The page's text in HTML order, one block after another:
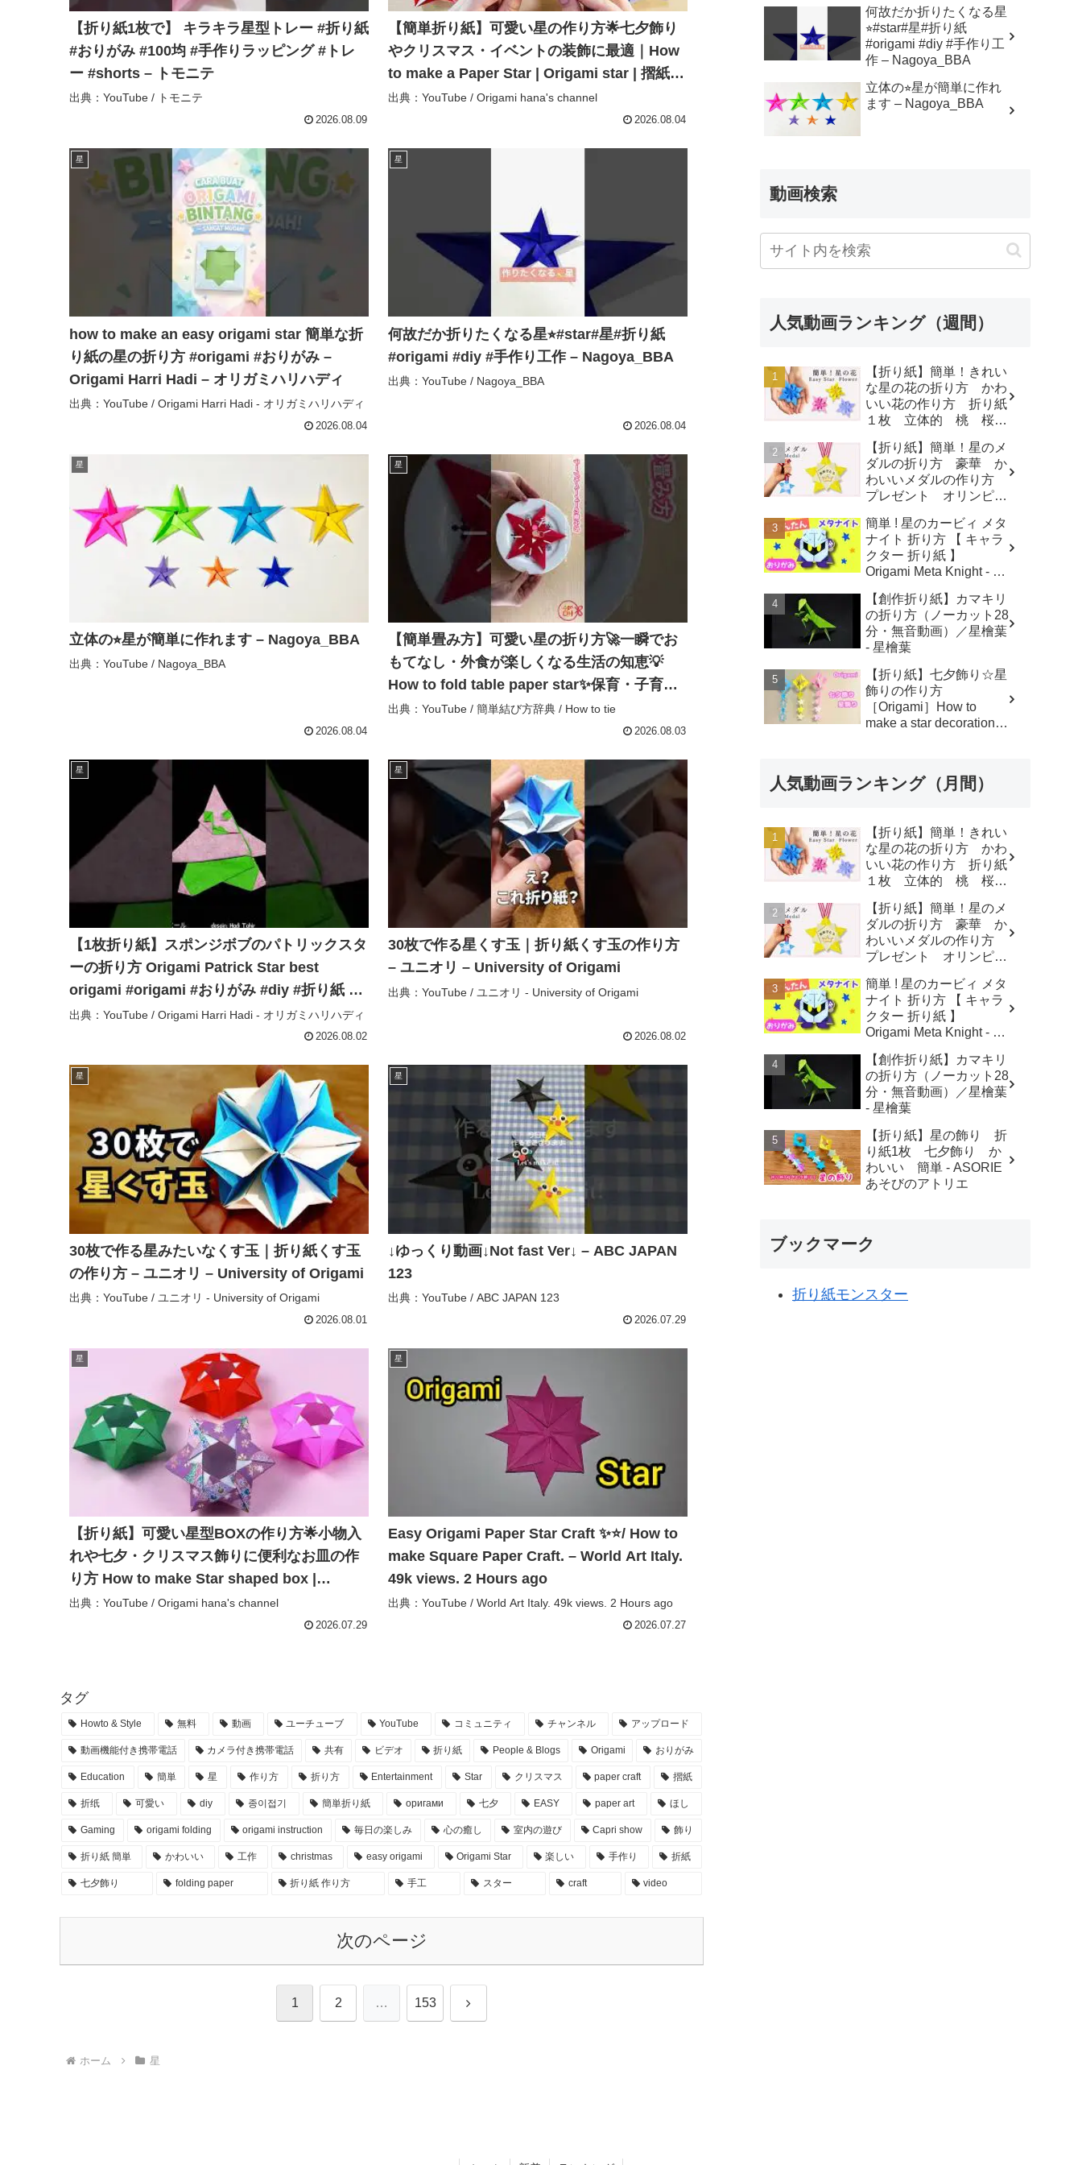
【折り紙1枚で】 キラキラ星型トレー #折り紙
#おりがみ #100均 #手作りラッピング #トレ
ー #shorts – トモニテ
出典：YouTube / トモニテ
2026.08.09
【簡単折り紙】可愛い星の作り方🌟七夕飾り
やクリスマス・イベントの装飾に最適｜How
to make a Paper Star | Origami star | 摺紙
星 종이접기 五芒星 – Origami hana’s
出典：YouTube / Origami hana's channel
2026.08.04
星
how to make an easy origami star 簡単な折
り紙の星の折り方 #origami #おりがみ –
Origami Harri Hadi – オリガミハリハディ
出典：YouTube / Origami Harri Hadi - オリガミハリハディ
2026.08.04
星
何故だか折りたくなる星⭐︎#star#星#折り紙
#origami #diy #手作り工作 – Nagoya_BBA
出典：YouTube / Nagoya_BBA
2026.08.04
星
立体の⭐︎星が簡単に作れます – Nagoya_BBA
出典：YouTube / Nagoya_BBA
2026.08.04
星
【簡単畳み方】可愛い星の折り方🚀一瞬でお
もてなし・外食が楽しくなる生活の知恵💡
How to fold table paper star✨保育・子育
て・DIY | 100 テーブルペーパー – 簡単結び方
出典：YouTube / 簡単結び方辞典 / How to tie
2026.08.03
星
【1枚折り紙】スポンジボブのパトリックスタ
ーの折り方 Origami Patrick Star best
origami #origami #おりがみ #diy #折り紙 –
Origami Harri Hadi – オリガミハリハディ
出典：YouTube / Origami Harri Hadi - オリガミハリハディ
2026.08.02
星
30枚で作る星くす玉｜折り紙くす玉の作り方
– ユニオリ – University of Origami
出典：YouTube / ユニオリ - University of Origami
2026.08.02
星
30枚で作る星みたいなくす玉｜折り紙くす玉
の作り方 – ユニオリ – University of Origami
出典：YouTube / ユニオリ - University of Origami
2026.08.01
星
↓ゆっくり動画↓Not fast Ver↓ – ABC JAPAN
123
出典：YouTube / ABC JAPAN 123
2026.07.29
星
【折り紙】可愛い星型BOXの作り方🌟小物入
れや七夕・クリスマス飾りに便利なお皿の作
り方 How to make Star shaped box |
Origami 종이접기 상자 摺紙 箱 – Origami
出典：YouTube / Origami hana's channel
2026.07.29
星
Easy Origami Paper Star Craft ✨⭐/ How to
make Square Paper Craft. – World Art Italy.
49k views. 2 Hours ago
出典：YouTube / World Art Italy. 49k views. 2 Hours ago
2026.07.27
タグ
Howto & Style 無料 動画 ユーチューブ YouTube コミュニティ チャンネル アップロード
動画機能付き携帯電話 カメラ付き携帯電話 共有 ビデオ 折り紙 People & Blogs Origami おりがみ
Education 簡単 星 作り方 折り方 Entertainment Star クリスマス paper craft 摺紙
折纸 可愛い diy 종이접기 簡単折り紙 оригами 七夕 EASY paper art ほし
Gaming origami folding origami instruction 毎日の楽しみ 心の癒し 室内の遊び Capri show 飾り
折り紙 簡単 かわいい 工作 christmas easy origami Origami Star 楽しい 手作り 折紙
七夕飾り folding paper 折り紙 作り方 手工 スター craft video
次のページ
1 2 … 153 次
ホーム 星
リハディ
何故だか折りたくなる星
⭐︎#star#星#折り紙
#origami #diy #手作り工
作 – Nagoya_BBA
立体の⭐︎星が簡単に作れ
ます – Nagoya_BBA
動画検索
人気動画ランキング（週間）
【折り紙】簡単！きれい
な星の花の折り方 かわ
いい花の作り方 折り紙
１枚 立体的 桃 桜
origamilibrary
【折り紙】簡単！星のメ
ダルの折り方 豪華 か
わいいメダルの作り方
プレゼント オリンピッ
origamilibrary
簡単 ! 星のカービィ メタ
ナイト 折り方 【 キャラ
クター 折り紙 】
Origami Meta Knight - 折
ネル
【創作折り紙】カマキリ
の折り方（ノーカット28
分・無音動画）／星檜葉
- 星檜葉
【折り紙】七夕飾り☆星
飾りの作り方
［Origami］How to
make a star decoration -
人気動画ランキング（月間）
【折り紙】簡単！きれい
な星の花の折り方 かわ
いい花の作り方 折り紙
１枚 立体的 桃 桜
origamilibrary
【折り紙】簡単！星のメ
ダルの折り方 豪華 か
わいいメダルの作り方
プレゼント オリンピッ
origamilibrary
簡単 ! 星のカービィ メタ
ナイト 折り方 【 キャラ
クター 折り紙 】
Origami Meta Knight - 折
ネル
【創作折り紙】カマキリ
の折り方（ノーカット28
分・無音動画）／星檜葉
- 星檜葉
【折り紙】星の飾り 折
り紙1枚 七夕飾り か
わいい 簡単 - ASORIE
あそびのアトリエ
ブックマーク
折り紙モンスター